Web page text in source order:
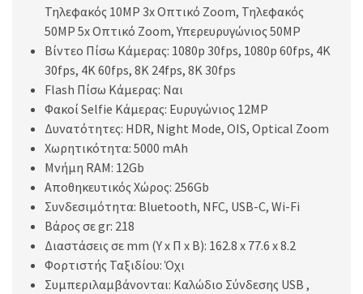
Τηλεφακός 10MP 3x Οπτικό Zoom, Τηλεφακός
50MP 5x Οπτικό Zoom, Υπερευρυγώνιος 50MP
Βίντεο Πίσω Κάμερας: 1080p 30fps, 1080p 60fps, 4K
30fps, 4K 60fps, 8K 24fps, 8K 30fps
Flash Πίσω Κάμερας: Ναι
Φακοί Selfie Κάμερας: Ευρυγώνιος 12MP
Δυνατότητες: HDR, Night Mode, OIS, Optical Zoom
Χωρητικότητα: 5000 mAh
Μνήμη RAM: 12Gb
Aποθηκευτικός Χώρος: 256Gb
Συνδεσιμότητα: Bluetooth, NFC, USB-C, Wi-Fi
Βάρος σε gr: 218
Διαστάσεις σε mm (Υ x Π x Β): 162.8 x 77.6 x 8.2
Φορτιστής Ταξιδίου: Όχι
Συμπεριλαμβάνονται: Καλώδιο Σύνδεσης USB ,